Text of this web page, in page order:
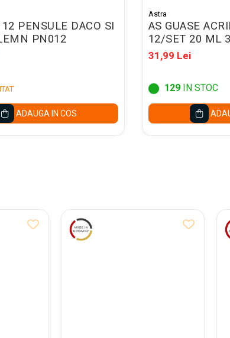
PENSULE DACO SI
PN012
ADAUGA IN COS
Astra
AS GUASE
12/SET 20 ML
31,99 Lei
129IN STOC